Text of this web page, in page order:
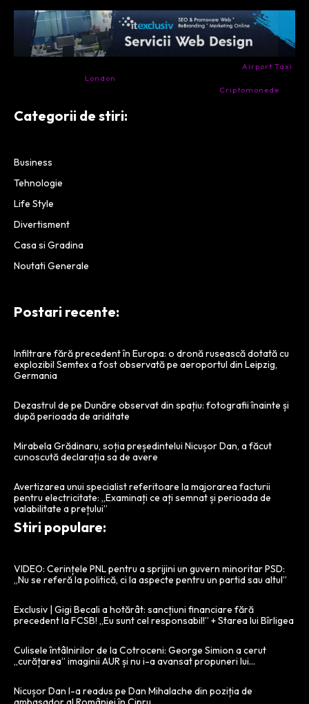
Airport Taxi
London
Criptomonede
Categorii de stiri:
Business
Tehnologie
Life Style
Divertisment
Casa si Gradina
Noutati Generale
Postari recente:
Infiltrare fără precedent în Europa: o dronă rusească dotată cu
explozibil Semtex a fost observată pe aeroportul din Leipzig,
Germania
Dezastrul de pe Dunăre observat din spațiu: fotografii înainte și
după perioada de ariditate
Mirabela Grădinaru, soția președintelui Nicușor Dan, a făcut
cunoscută declarația sa de avere
Avertizarea unui specialist referitoare la majorarea facturii
pentru electricitate: „Examinați ce ați semnat și perioada de
valabilitate a prețului”
Stiri populare:
VIDEO: Cerințele PNL pentru a sprijini un guvern minoritar PSD:
„Nu se referă la politică, ci la aspecte pentru un partid sau altul”
Exclusiv | Gigi Becali a hotărât: sancțiuni financiare fără
precedent la FCSB! „Eu sunt cel responsabil!” + Starea lui Bîrligea
Culisele întâlnirilor de la Cotroceni: George Simion a cerut
„curățarea” imaginii AUR și nu i-a avansat propuneri lui…
Nicușor Dan l-a readus pe Dan Mihalache din poziția de